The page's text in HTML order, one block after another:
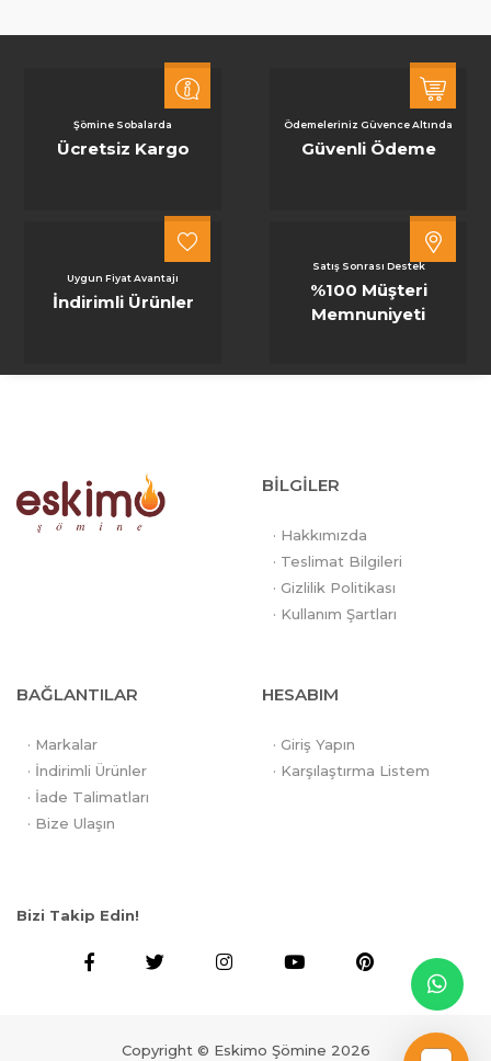
Şömine Sobalarda
Ücretsiz Kargo
Ödemeleriniz Güvence Altında
Güvenli Ödeme
Uygun Fiyat Avantajı
İndirimli Ürünler
Satış Sonrası Destek
%100 Müşteri
Memnuniyeti
BİLGİLER
· Hakkımızda
· Teslimat Bilgileri
· Gizlilik Politikası
· Kullanım Şartları
BAĞLANTILAR
· Markalar
· İndirimli Ürünler
· İade Talimatları
· Bize Ulaşın
HESABIM
· Giriş Yapın
· Karşılaştırma Listem
Bizi Takip Edin!
Copyright © Eskimo Şömine 2026